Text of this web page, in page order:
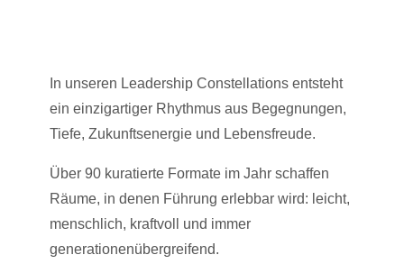
In unseren Leadership Constellations entsteht
ein einzigartiger Rhythmus aus Begegnungen,
Tiefe, Zukunftsenergie und Lebensfreude.
Über 90 kuratierte Formate im Jahr schaffen
Räume, in denen Führung erlebbar wird: leicht,
menschlich, kraftvoll und immer
generationenübergreifend.